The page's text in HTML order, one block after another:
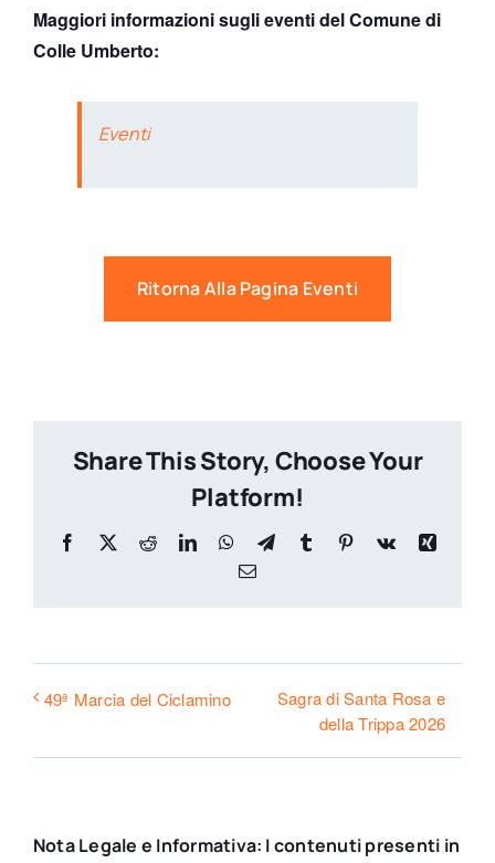
Maggiori informazioni sugli eventi del Comune di
Colle Umberto:
Eventi
Ritorna Alla Pagina Eventi
Share This Story, Choose Your
Platform!
Facebook
X RedditLinkedInWhatsApp
TelegramTumblr Pinterest
Vk
Xing
Email
49ª Marcia del Ciclamino
Sagra di Santa Rosa e
della Trippa 2026
Nota Legale e Informativa: I contenuti presenti in